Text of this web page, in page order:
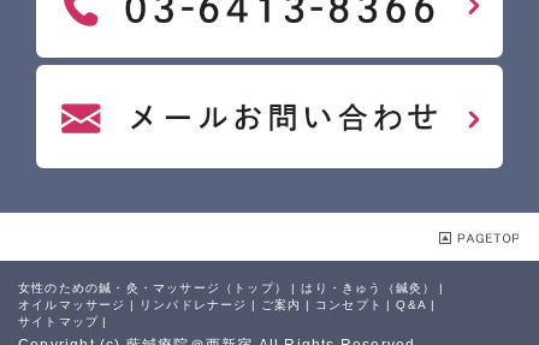
女性のための鍼・灸・マッサージ（トップ） はり・きゅう（鍼灸）
オイルマッサージ
リンパドレナージ ご案内 コンセプト Q&A
サイトマップ